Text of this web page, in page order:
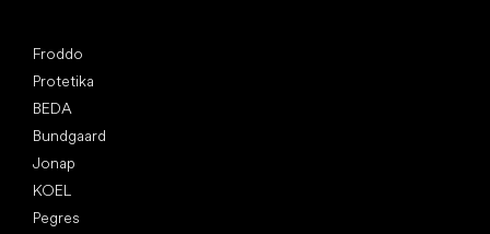
Froddo
Protetika
BEDA
Bundgaard
Jonap
KOEL
Pegres